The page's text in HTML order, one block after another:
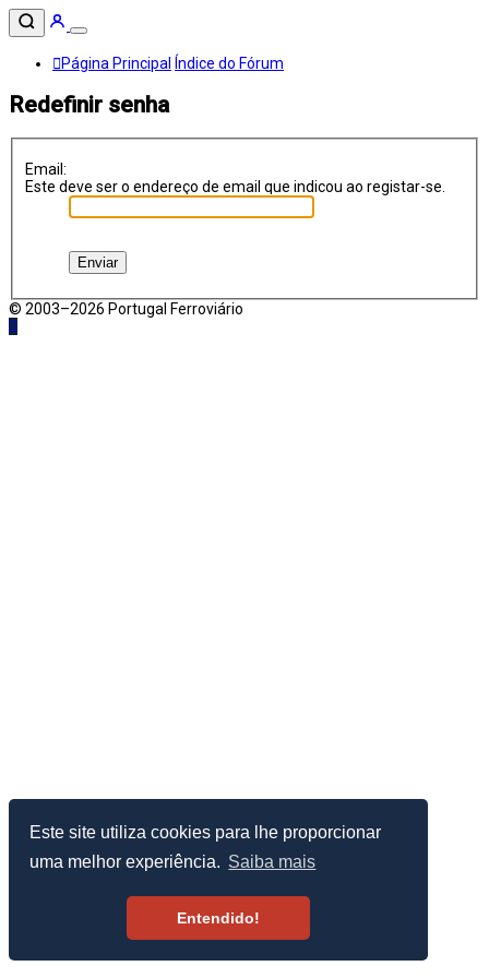
Este site utiliza cookies para lhe proporcionar
uma melhor experiência. Saiba mais
Entendido!
Página Principal Índice do Fórum
Redefinir senha
Email:
Este deve ser o endereço de email que indicou ao registar-se.
© 2003–2026 Portugal Ferroviário